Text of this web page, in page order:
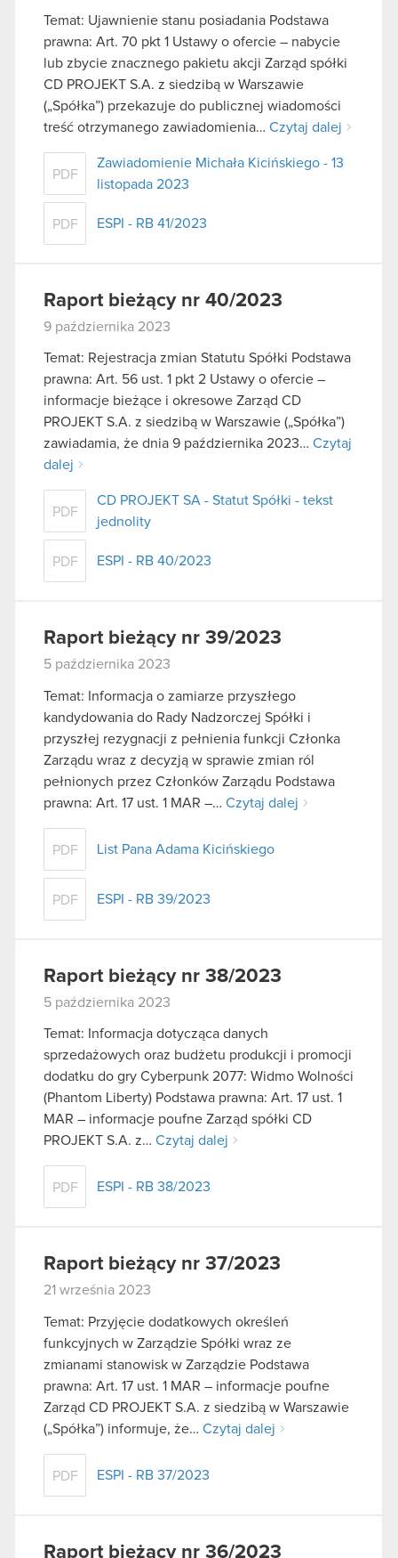
Temat: Ujawnienie stanu posiadania Podstawa
prawna: Art. 70 pkt 1 Ustawy o ofercie – nabycie
lub zbycie znacznego pakietu akcji Zarząd spółki
CD PROJEKT S.A. z siedzibą w Warszawie
(„Spółka”) przekazuje do publicznej wiadomości
treść otrzymanego zawiadomienia… Czytaj dalej
PDF
Zawiadomienie Michała Kicińskiego - 13
listopada 2023
PDF ESPI - RB 41/2023
Raport bieżący nr 40/2023
9 października 2023
Temat: Rejestracja zmian Statutu Spółki Podstawa
prawna: Art. 56 ust. 1 pkt 2 Ustawy o ofercie –
informacje bieżące i okresowe Zarząd CD
PROJEKT S.A. z siedzibą w Warszawie („Spółka”)
zawiadamia, że dnia 9 października 2023… Czytaj
dalej
PDF
CD PROJEKT SA - Statut Spółki - tekst
jednolity
PDF ESPI - RB 40/2023
Raport bieżący nr 39/2023
5 października 2023
Temat: Informacja o zamiarze przyszłego
kandydowania do Rady Nadzorczej Spółki i
przyszłej rezygnacji z pełnienia funkcji Członka
Zarządu wraz z decyzją w sprawie zmian ról
pełnionych przez Członków Zarządu Podstawa
prawna: Art. 17 ust. 1 MAR –… Czytaj dalej
PDF List Pana Adama Kicińskiego
PDF ESPI - RB 39/2023
Raport bieżący nr 38/2023
5 października 2023
Temat: Informacja dotycząca danych
sprzedażowych oraz budżetu produkcji i promocji
dodatku do gry Cyberpunk 2077: Widmo Wolności
(Phantom Liberty) Podstawa prawna: Art. 17 ust. 1
MAR – informacje poufne Zarząd spółki CD
PROJEKT S.A. z… Czytaj dalej
PDF ESPI - RB 38/2023
Raport bieżący nr 37/2023
21 września 2023
Temat: Przyjęcie dodatkowych określeń
funkcyjnych w Zarządzie Spółki wraz ze
zmianami stanowisk w Zarządzie Podstawa
prawna: Art. 17 ust. 1 MAR – informacje poufne
Zarząd CD PROJEKT S.A. z siedzibą w Warszawie
(„Spółka”) informuje, że… Czytaj dalej
PDF ESPI - RB 37/2023
Raport bieżący nr 36/2023